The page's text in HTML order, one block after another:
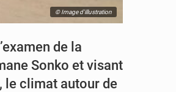
© Image d'illustration
de la
Sonko et visant
le climat autour de